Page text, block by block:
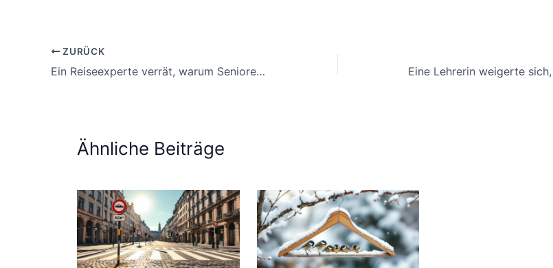
ZURÜCK
Ein Reiseexperte verrät, warum Senioren auf diese Rabattkarte verzichten und 300 Euro jährlich verschenken
Ähnliche Beiträge